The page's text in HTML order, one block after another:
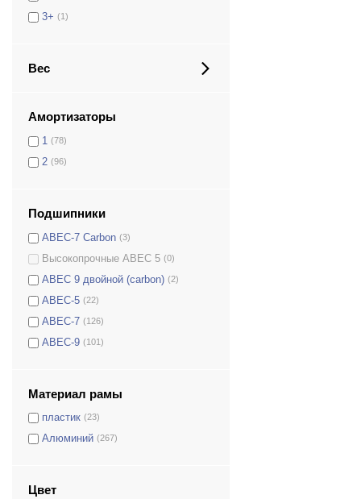
3+ (1)
Вес
Амортизаторы
1 (78)
2 (96)
Подшипники
ABEC-7 Carbon (3)
Высокопрочные ABEC 5 (0)
ABEC 9 двойной (carbon) (2)
ABEC-5 (22)
ABEC-7 (126)
ABEC-9 (101)
Материал рамы
пластик (23)
Алюминий (267)
Цвет